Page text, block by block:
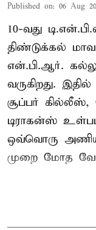
Published on: 06 Aug
10-வது
திண்டுக்கல்
என்.பி.ஆர்.
வருகிறது.
சூப்பர்
டிராகன்ஸ்
ஒவ்வொரு
முறை மோத